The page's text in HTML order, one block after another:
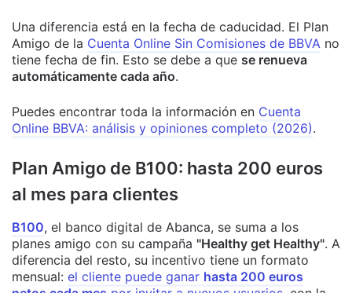
Una diferencia está en la fecha de caducidad. El Plan
Amigo de la Cuenta Online Sin Comisiones de BBVA no
tiene fecha de fin. Esto se debe a que se renueva
automáticamente cada año.
Puedes encontrar toda la información en Cuenta
Online BBVA: análisis y opiniones completo (2026).
Plan Amigo de B100: hasta 200 euros
al mes para clientes
B100, el banco digital de Abanca, se suma a los
planes amigo con su campaña "Healthy get Healthy". A
diferencia del resto, su incentivo tiene un formato
mensual: el cliente puede ganar hasta 200 euros